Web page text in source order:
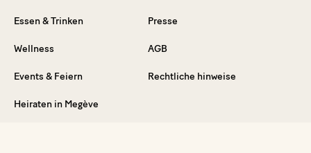
Essen & Trinken
Wellness
Events & Feiern
Heiraten in Megève
Presse
AGB
Rechtliche hinweise